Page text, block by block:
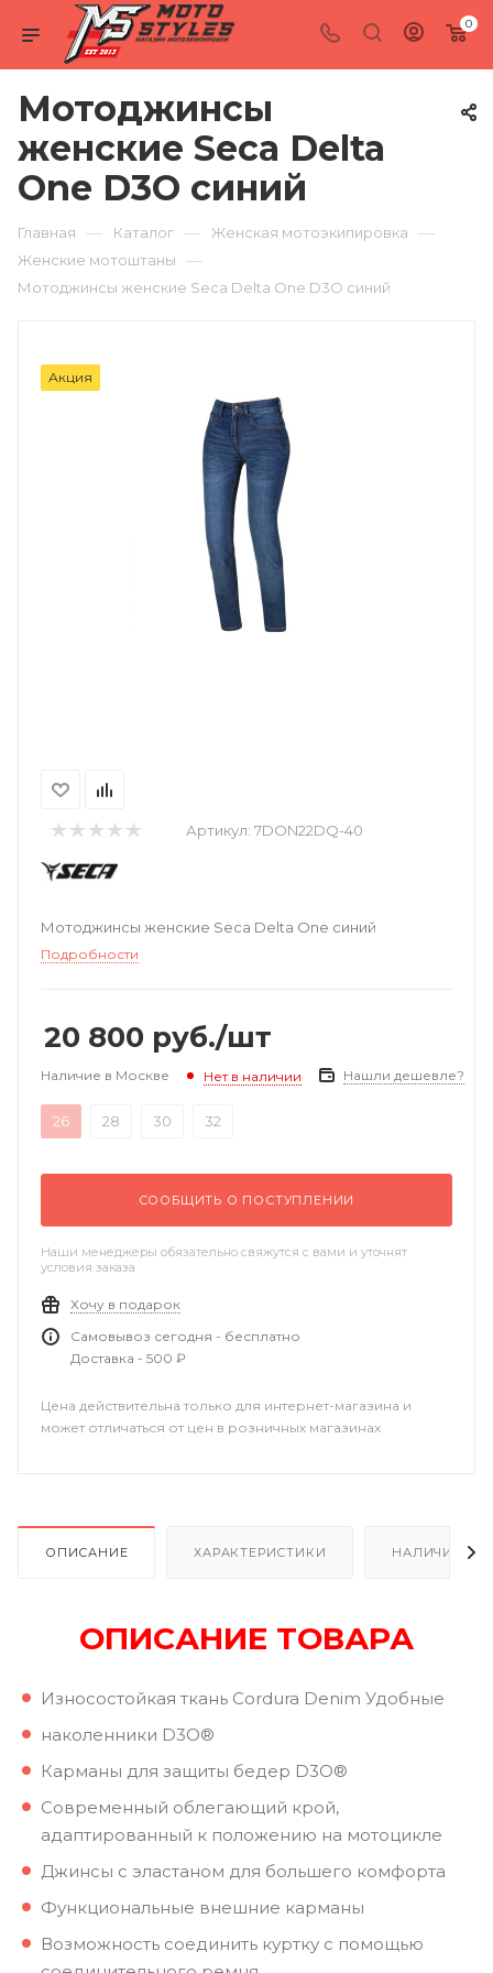
0
Мотоджинсы
женские Seca Delta
One D3O синий
Главная — Каталог — Женская мотоэкипировка —
Женские мотоштаны —
Мотоджинсы женские Seca Delta One D3O синий
Акция
Артикул: 7DON22DQ-40
Мотоджинсы женские Seca Delta One синий
Подробности
20 800 руб./шт
Наличие в Москве Нет в наличии Нашли дешевле?
26 28 30 32
СООБЩИТЬ О ПОСТУПЛЕНИИ
Наши менеджеры обязательно свяжутся с вами и уточнят
условия заказа
Хочу в подарок
Самовывоз сегодня - бесплатно
Доставка - 500 ₽
Цена действительна только для интернет-магазина и
может отличаться от цен в розничных магазинах
ОПИСАНИЕ ХАРАКТЕРИСТИКИ НАЛИЧИЕ
ОПИСАНИЕ ТОВАРА
Износостойкая ткань Cordura Denim Удобные
наколенники D3O®
Карманы для защиты бедер D3O®
Современный облегающий крой,
адаптированный к положению на мотоцикле
Джинсы с эластаном для большего комфорта
Функциональные внешние карманы
Возможность соединить куртку с помощью